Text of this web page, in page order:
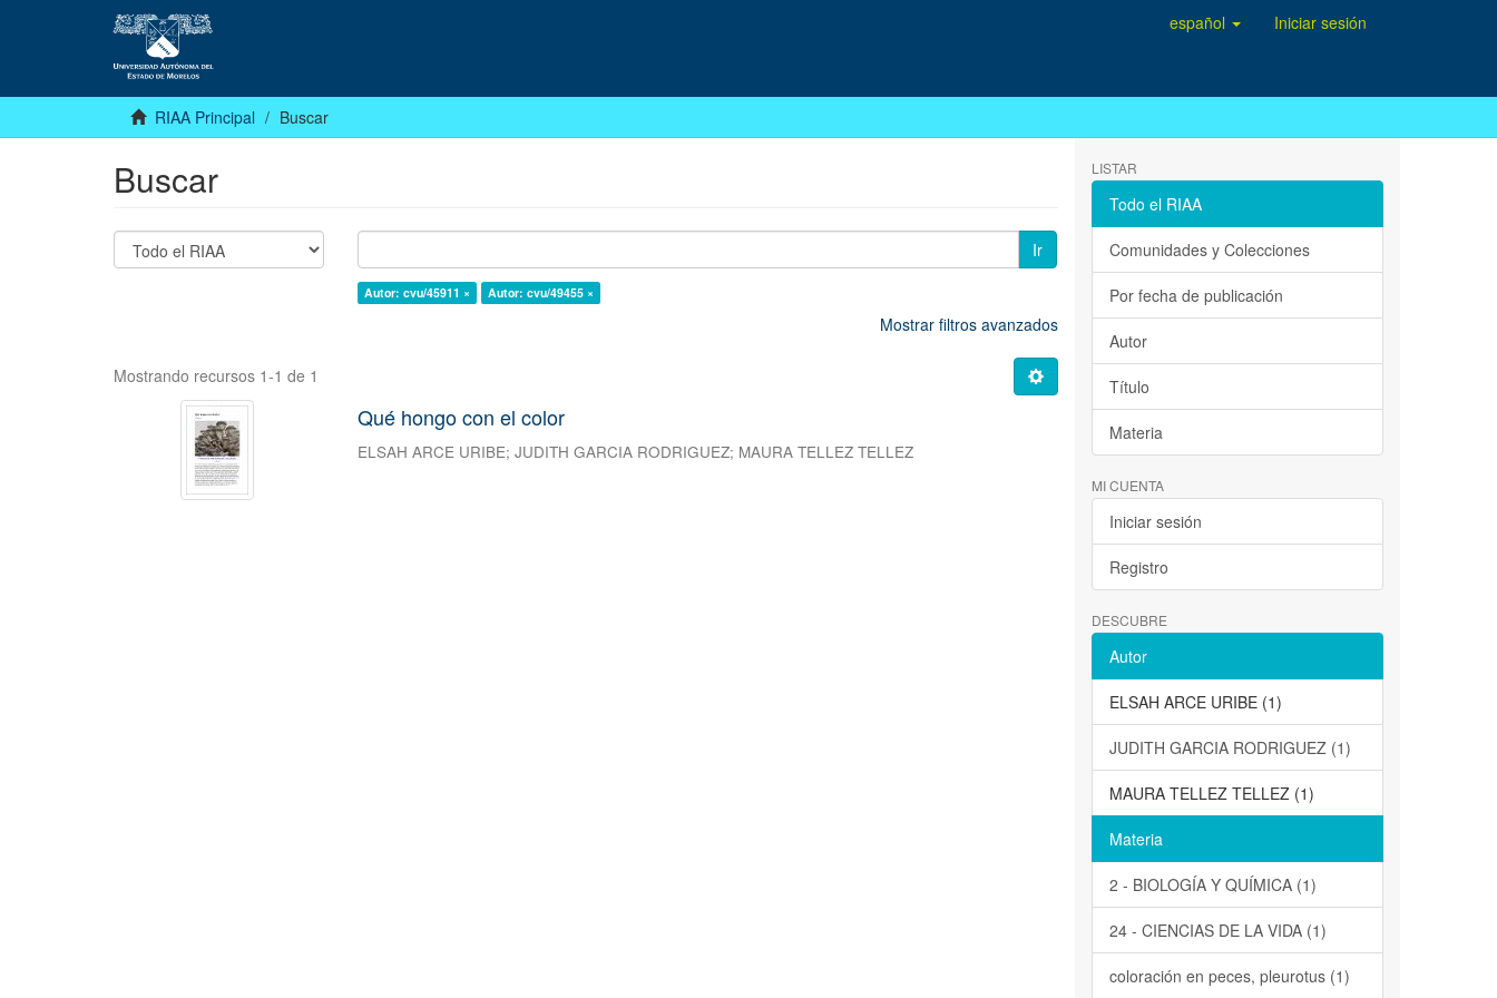
español Iniciar sesión
RIAA Principal Buscar
Buscar
Ir
Autor: cvu/45911 × Autor: cvu/49455 ×
Mostrar filtros avanzados
Mostrando recursos 1-1 de 1
Qué hongo con el color
ELSAH ARCE URIBE;JUDITH GARCIA RODRIGUEZ; MAURA TELLEZ TELLEZ
LISTAR
Todo el RIAA
Comunidades y Colecciones
Por fecha de publicación
Autor
Título
Materia
MI CUENTA
Iniciar sesión
Registro
DESCUBRE
Autor
ELSAH ARCE URIBE (1)
JUDITH GARCIA RODRIGUEZ (1)
MAURA TELLEZ TELLEZ (1)
Materia
2 - BIOLOGÍA Y QUÍMICA (1)
24 - CIENCIAS DE LA VIDA (1)
coloración en peces, pleurotus (1)